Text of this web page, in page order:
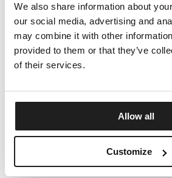
We also share information about
our social media, advertising and
may combine it with other
provided to them or that they’ve
of their services.
Allow all
Customize